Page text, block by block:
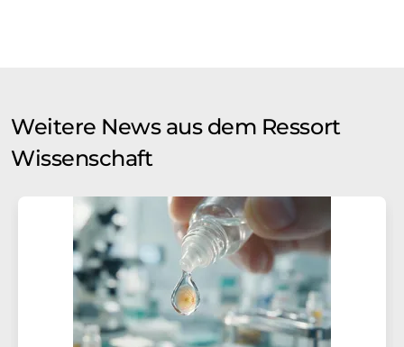
Weitere News aus dem Ressort
Wissenschaft